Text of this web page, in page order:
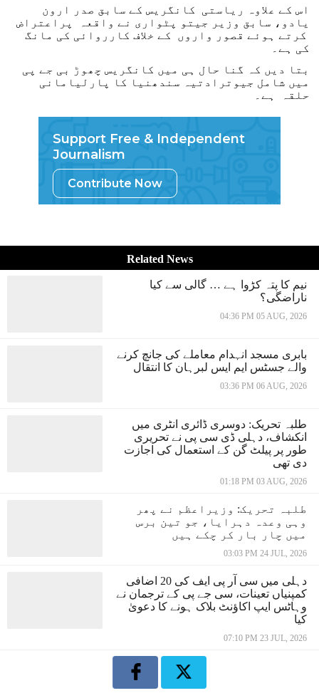
اس کے علاوہ ریاستی کانگریس کے سابق صدر ارون
یادو، سابق وزیر جیتو پٹواری نے واقعہ پراعتراض
کرتے ہوئے قصور واروں کے خلاف کارروائی کی مانگ
کی ہے۔
بتا دیں کہ گنا حال ہی میں کانگریس چھوڑ بی جے پی
میں شامل جیوترادتیہ سندھنیا کا پارلیامانی
حلقہ ہے۔
Support Free & Independent
Journalism
Contribute Now
Related News
نیم کا پتہ کڑوا ہے … گالی سے کیا
ناراضگی؟
04:36 PM 05 AUG, 2026
بابری مسجد انہدام معاملے کی جانچ کرنے
والے جسٹس ایم ایس لبرہان کا انتقال
03:36 PM 06 AUG, 2026
طلبہ تحریک: دوسری ڈائری انٹری میں
انکشاف، دہلی ڈی سی پی نے تحریری
طور پر پیلٹ گن کے استعمال کی اجازت
دی تھی
01:18 PM 03 AUG, 2026
طلبہ تحریک: وزیراعظم نے پھر
وہی وعدہ دہرایا، جو تین برس
میں چار بار کر چکے ہیں
03:03 PM 24 JUL, 2026
دہلی میں سی آر پی ایف کی 20 اضافی
کمپنیاں تعینات، سی جے پی کے ترجمان نے
وہاٹس ایپ اکاؤنٹ بلاک ہونے کا دعویٰ
کیا
07:10 PM 23 JUL, 2026